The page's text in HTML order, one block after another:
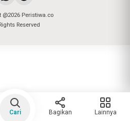
@2026 Peristiwa.co
Reserved
Cari Bagikan Lainnya